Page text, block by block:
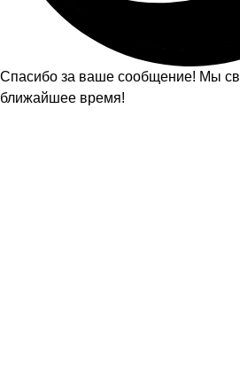
Спасибо за ваше сообщение! Мы
ближайшее время!